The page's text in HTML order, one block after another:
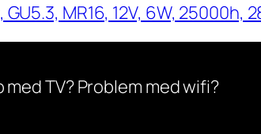
GU5.3, MR16, 12V, 6W,
TV? Problem med wifi?